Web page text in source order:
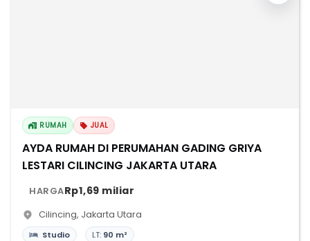
RUMAH JUAL
AYDA RUMAH DI PERUMAHAN GADING GRIYA
LESTARI CILINCING JAKARTA UTARA
HARGARp1,69 miliar
Cilincing, Jakarta Utara
Studio LT: 90 m²